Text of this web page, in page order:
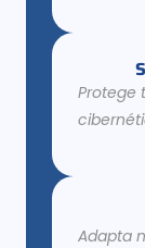
Protege
Adapta